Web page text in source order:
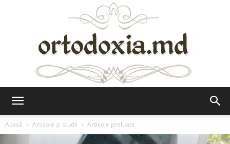
Acasă
Articole şi studii Articole preluate